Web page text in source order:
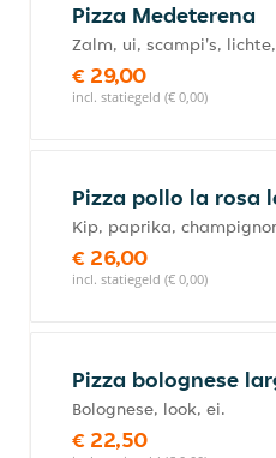
Pizza Medeterena
Zalm, ui, scampi's,
€ 29,00
incl. statiegeld (€ 0,00)
Pizza pollo la rosa
Kip, paprika,
€ 26,00
incl. statiegeld (€ 0,00)
Pizza bolognese
Bolognese, look, ei.
€ 22,50